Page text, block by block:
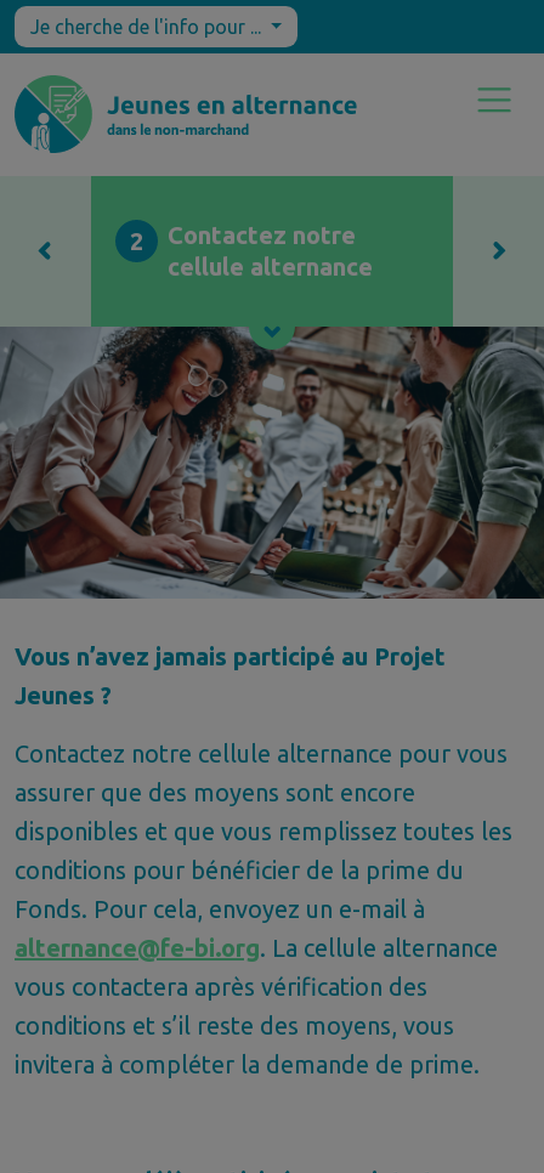
Je cherche de l'info pour ...
2
Contactez notre
cellule alternance
Vous n’avez jamais participé au Projet
Jeunes ?
Contactez notre cellule alternance pour vous
assurer que des moyens sont encore
disponibles et que vous remplissez toutes les
conditions pour bénéficier de la prime du
Fonds. Pour cela, envoyez un e-mail à
alternance@fe-bi.org. La cellule alternance
vous contactera après vérification des
conditions et s’il reste des moyens, vous
invitera à compléter la demande de prime.